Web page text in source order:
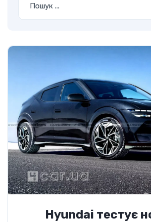
Hyundai тестує